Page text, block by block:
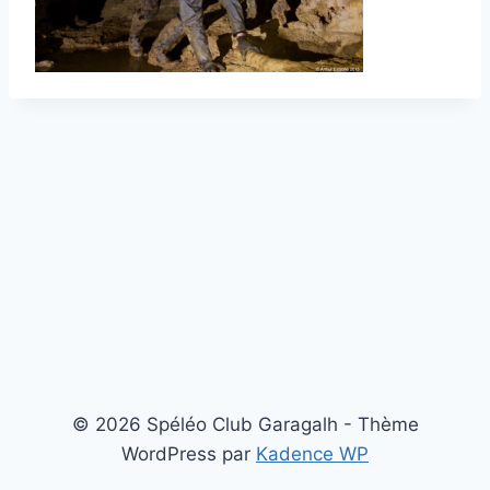
© 2026 Spéléo Club Garagalh - Thème
WordPress par Kadence WP